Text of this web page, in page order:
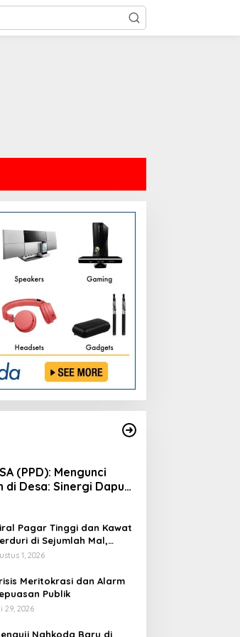
(PPD): Mengunci
di Desa: Sinergi Dapur
Logistik Terpadu
Pagar Tinggi dan Kawat
di Sejumlah Mal,
Pariadji: Fenomena Ini
Kepercayaan
1, 2026
Meritokrasi dan Alarm
Publik
29, 2026
Nahkoda Baru di